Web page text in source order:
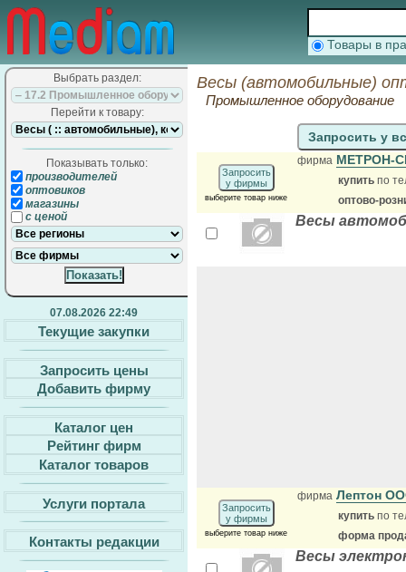
Товары в
Выбрать раздел:
Перейти к товару:
Показывать только:
производителей
оптовиков
магазины
с ценой
07.08.2026 22:49
Текущие закупки
Запросить цены
Добавить фирму
Каталог цен
Рейтинг фирм
Каталог товаров
Услуги портала
Контакты редакции
Весы (автомобильные)
Промышленное оборудование
Запросить у
Запросить
у фирмы
выберите товар ниже
фирма МЕТРОН-
купить по
оптово-
Весы автомоб.
Запросить
у фирмы
выберите товар ниже
фирма Лептон
купить по
форма
Весы